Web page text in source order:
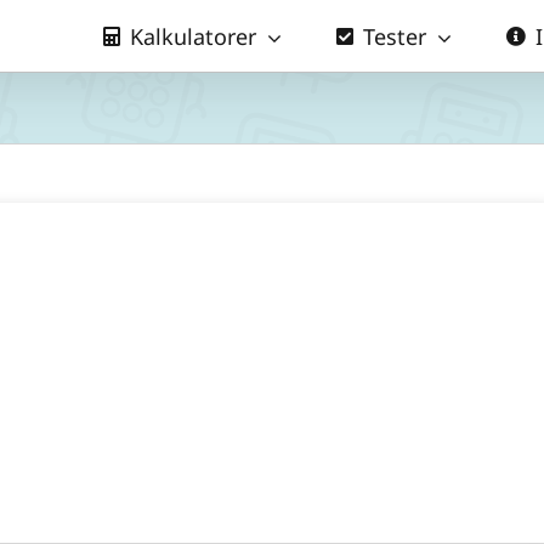
Kalkulatorer Tester